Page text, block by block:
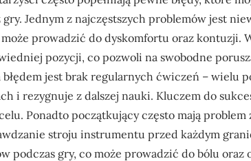
Jednym z najczęstszych problemów jest
może prowadzić do dyskomfortu oraz kontuzji.
pozycji, co pozwoli na swobodne
jest brak regularnych ćwiczeń – wielu
i rezygnuje z dalszej nauki. Kluczem do
Ponadto początkujący często mają
stroju instrumentu przed każdym
podczas gry, co może prowadzić do bólu oraz